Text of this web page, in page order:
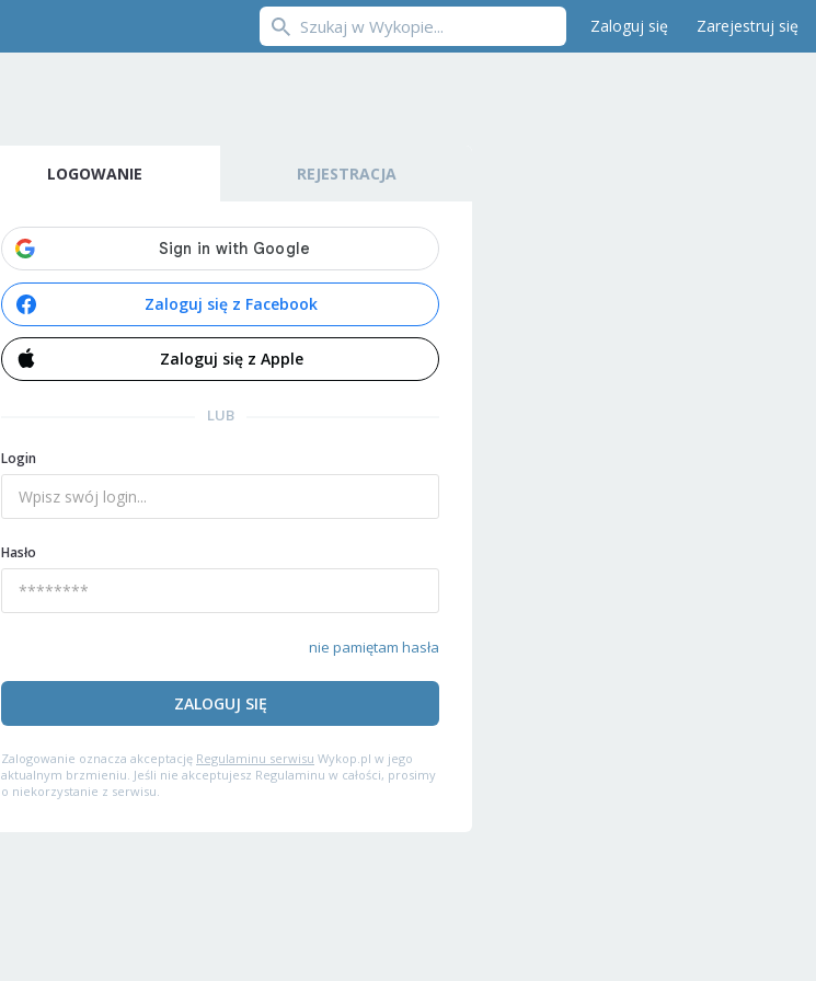
Zaloguj się Zarejestruj się
LOGOWANIE REJESTRACJA
Zaloguj się z Facebook
Zaloguj się z Apple
LUB
Login
Hasło
nie pamiętam hasła
ZALOGUJ SIĘ
Zalogowanie oznacza akceptację Regulaminu serwisu Wykop.pl w jego
aktualnym brzmieniu. Jeśli nie akceptujesz Regulaminu w całości, prosimy
o niekorzystanie z serwisu.